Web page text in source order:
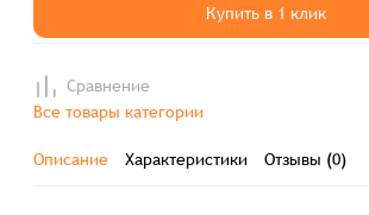
Купить в 1 клик
Сравнение
Все товары категории
Описание Характеристики Отзывы (0)